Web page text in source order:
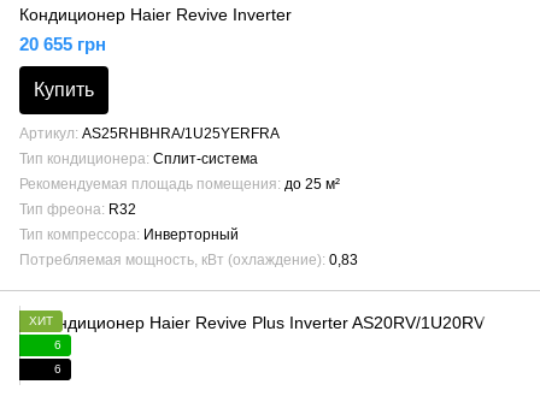
Кондиционер Haier Revive Inverter
20 655 грн
Купить
Артикул AS25RHBHRA/1U25YERFRA
Тип кондиционера Сплит-система
Рекомендуемая площадь помещения до 25 м²
Тип фреона R32
Тип компрессора Инверторный
Потребляемая мощность, кВт (охлаждение) 0,83
ХИТ
6
6